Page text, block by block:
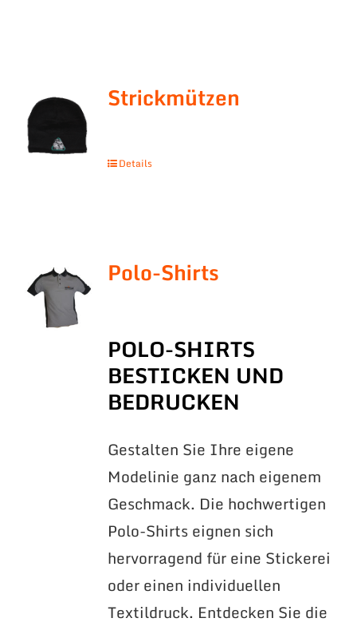
Strickmützen
Details
Polo-Shirts
POLO-SHIRTS
BESTICKEN UND
BEDRUCKEN
Gestalten Sie Ihre eigene
Modelinie ganz nach eigenem
Geschmack. Die hochwertigen
Polo-Shirts eignen sich
hervorragend für eine Stickerei
oder einen individuellen
Textildruck. Entdecken Sie die